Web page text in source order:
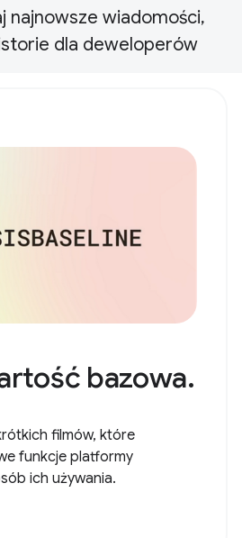
najnowsze wiadomości,
dla deweloperów
bazowa.
filmów, które
funkcje platformy
ich używania.